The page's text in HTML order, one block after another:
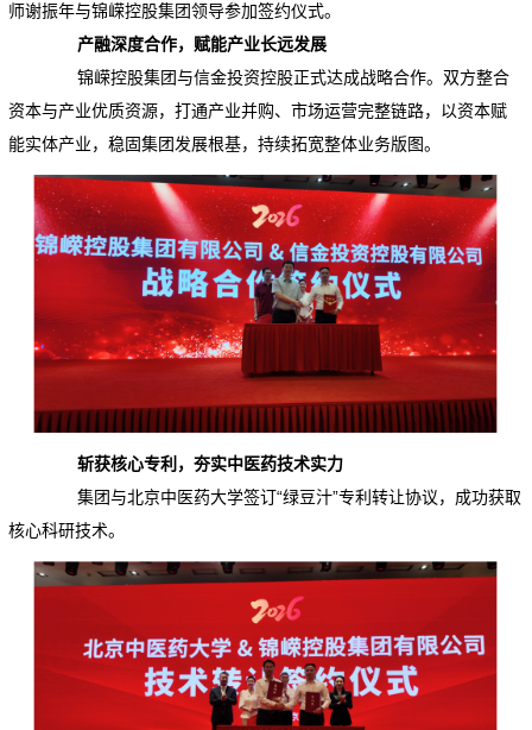
师谢振年与锦嵘控股集团领导参加签约仪式。
产融深度合作，赋能产业长远发展
锦嵘控股集团与信金投资控股正式达成战略合作。双方整合
资本与产业优质资源，打通产业并购、市场运营完整链路，以资本赋
能实体产业，稳固集团发展根基，持续拓宽整体业务版图。
斩获核心专利，夯实中医药技术实力
集团与北京中医药大学签订“绿豆汁”专利转让协议，成功获取
核心科研技术。